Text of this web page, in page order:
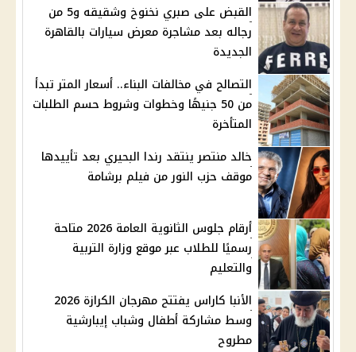
القبض على صبري نخنوخ وشقيقه و5 من
رجاله بعد مشاجرة معرض سيارات بالقاهرة
الجديدة
التصالح في مخالفات البناء.. أسعار المتر تبدأ
من 50 جنيهًا وخطوات وشروط حسم الطلبات
المتأخرة
خالد منتصر ينتقد رندا البحيري بعد تأييدها
موقف حزب النور من فيلم برشامة
أرقام جلوس الثانوية العامة 2026 متاحة
رسميًا للطلاب عبر موقع وزارة التربية
والتعليم
الأنبا كاراس يفتتح مهرجان الكرازة 2026
وسط مشاركة أطفال وشباب إيبارشية
مطروح